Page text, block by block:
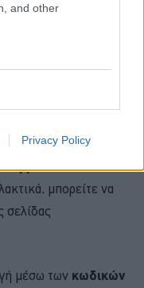
and other
Privacy Policy
Wallet στο
app storesτων
μπορείτε να
σελίδας
μέσω των κωδικών